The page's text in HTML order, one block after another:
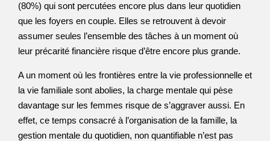
(80%) qui sont percutées encore plus dans leur quotidien
que les foyers en couple. Elles se retrouvent à devoir
assumer seules l’ensemble des tâches à un moment où
leur précarité financière risque d’être encore plus grande.
A un moment où les frontières entre la vie professionnelle et
la vie familiale sont abolies, la charge mentale qui pèse
davantage sur les femmes risque de s’aggraver aussi. En
effet, ce temps consacré à l’organisation de la famille, la
gestion mentale du quotidien, non quantifiable n’est pas